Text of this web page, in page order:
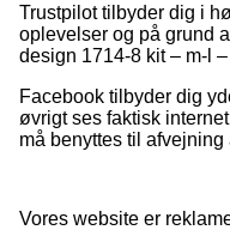
Trustpilot tilbyder dig i
oplevelser og på grund
design 1714-8 kit – m-l
Facebook tilbyder dig
øvrigt ses faktisk
må benyttes til
Vores website er